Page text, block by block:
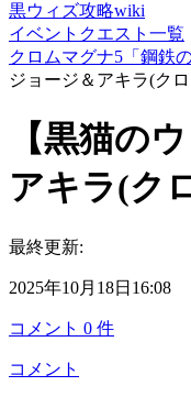
黒ウィズ攻略wiki
イベントクエスト一覧
クロムマグナ5「鋼鉄
ジョージ＆アキラ(ク
【黒猫の
アキラ(ク
最終更新:
2025年10月18日16:08
コメント 0 件
コメント